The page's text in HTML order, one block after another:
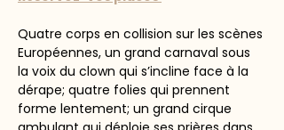
Quatre corps en collision sur les scènes
Européennes, un grand carnaval sous
la voix du clown qui s’incline face à la
dérape; quatre folies qui prennent
forme lentement; un grand cirque